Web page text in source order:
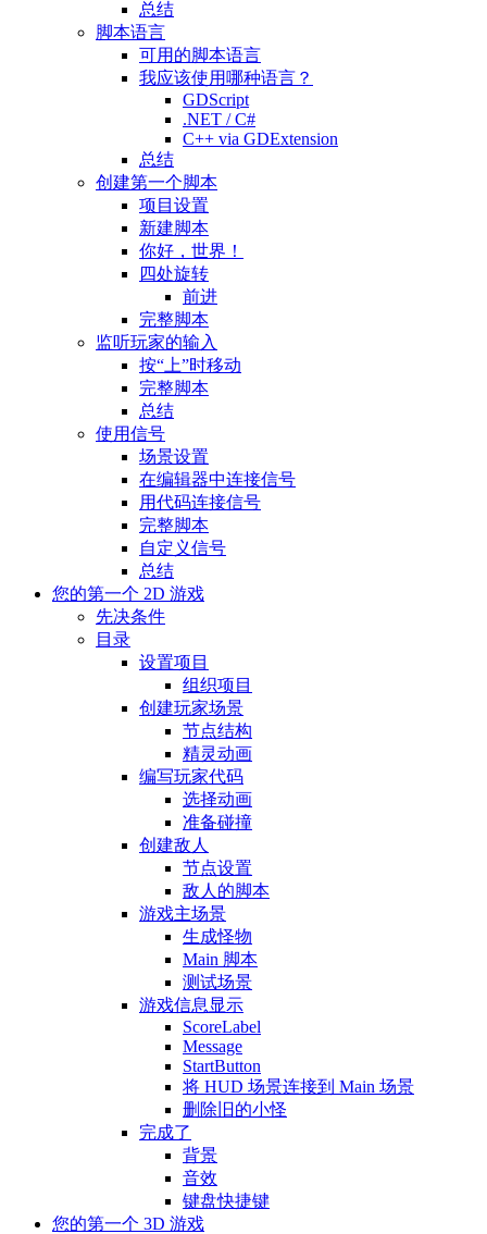
总结
脚本语言
可用的脚本语言
我应该使用哪种语言？
GDScript
.NET / C#
C++ via GDExtension
总结
创建第一个脚本
项目设置
新建脚本
你好，世界！
四处旋转
前进
完整脚本
监听玩家的输入
按“上”时移动
完整脚本
总结
使用信号
场景设置
在编辑器中连接信号
用代码连接信号
完整脚本
自定义信号
总结
您的第一个 2D 游戏
先决条件
目录
设置项目
组织项目
创建玩家场景
节点结构
精灵动画
编写玩家代码
选择动画
准备碰撞
创建敌人
节点设置
敌人的脚本
游戏主场景
生成怪物
Main 脚本
测试场景
游戏信息显示
ScoreLabel
Message
StartButton
将 HUD 场景连接到 Main 场景
删除旧的小怪
完成了
背景
音效
键盘快捷键
您的第一个 3D 游戏